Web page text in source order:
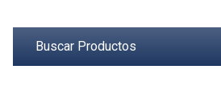
Buscar Productos